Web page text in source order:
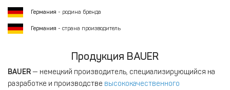
Германия - родина бренда
Германия - страна производитель
Продукция BAUER
BAUER — немецкий производитель, специализирующийся на
разработке и производстве высококачественного